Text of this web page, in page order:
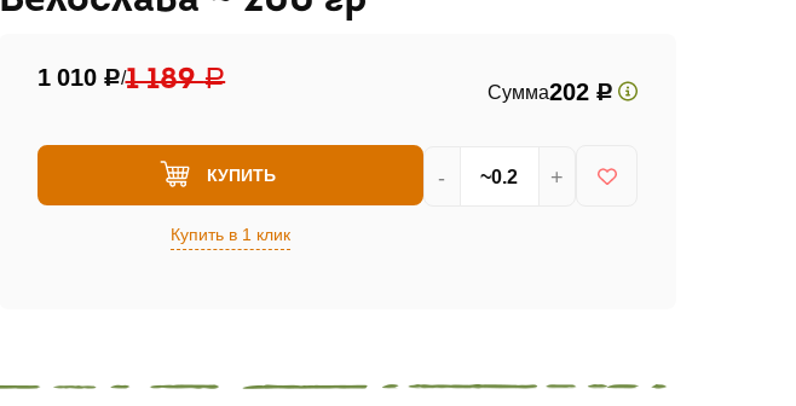
1 010 Р/1 189Р
Сумма202 Р
КУПИТЬ
Купить в 1 клик
- +